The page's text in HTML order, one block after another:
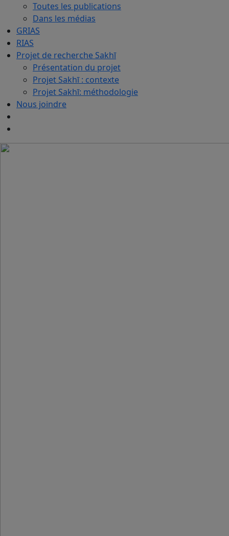
Toutes les publications
Dans les médias
GRIAS
RIAS
Projet de recherche Sakhī
Présentation du projet
Projet Sakhī : contexte
Projet Sakhī: méthodologie
Nous joindre